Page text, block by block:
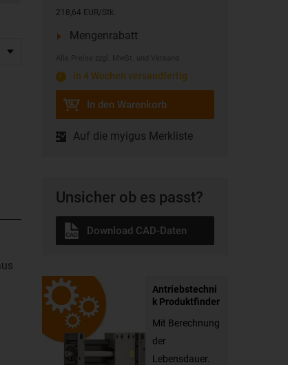
218,64 EUR/Stk.
Mengenrabatt
Alle Preise zzgl. MwSt. und Versand
in 4 Wochen versandfertig
In den Warenkorb
Auf die myigus Merkliste
Unsicher ob es passt?
Download CAD-Daten
Antriebstechni
k Produktfinder
Mit Berechnung
der
Lebensdauer.